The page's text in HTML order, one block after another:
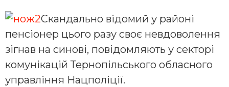
Скандально відомий у районі
пенсіонер цього разу своє невдоволення
зігнав на синові, повідомляють у секторі
комунікацій Тернопільського обласного
управління Нацполіції.